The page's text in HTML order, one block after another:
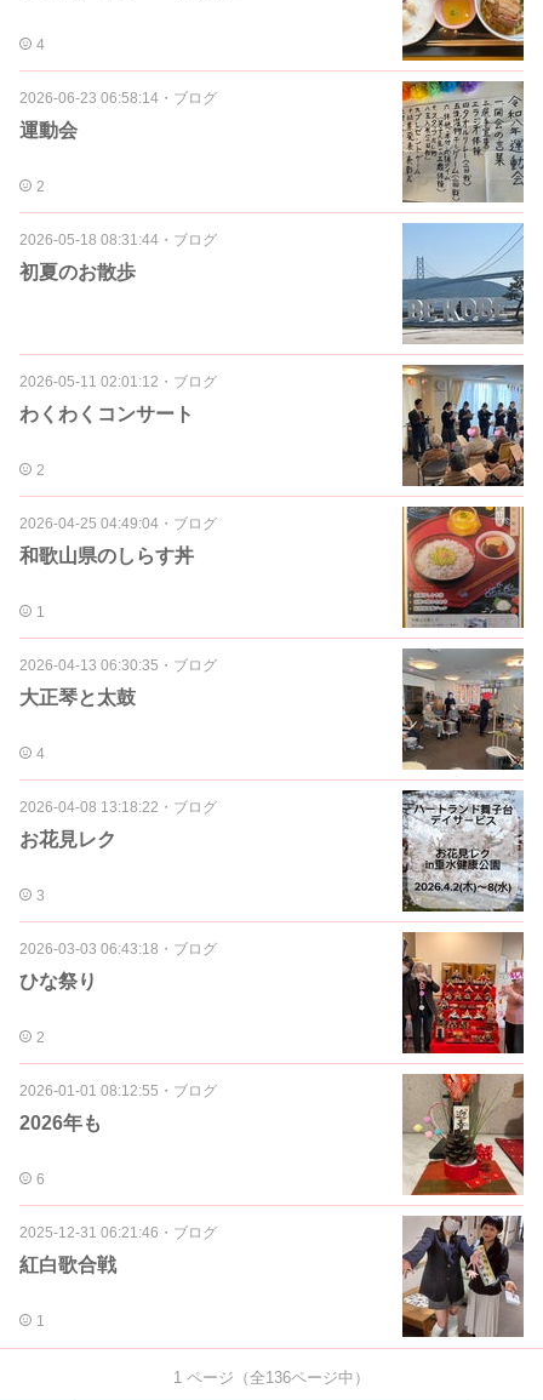
4
2026-06-23 06:58:14 ・ ブログ
運動会
2
2026-05-18 08:31:44 ・ ブログ
初夏のお散歩
2026-05-11 02:01:12 ・ ブログ
わくわくコンサート
2
2026-04-25 04:49:04 ・ ブログ
和歌山県のしらす丼
1
2026-04-13 06:30:35 ・ ブログ
大正琴と太鼓
4
2026-04-08 13:18:22 ・ ブログ
お花見レク
3
2026-03-03 06:43:18 ・ ブログ
ひな祭り
2
2026-01-01 08:12:55 ・ ブログ
2026年も
6
2025-12-31 06:21:46 ・ ブログ
紅白歌合戦
1
1 ページ（全136ページ中）